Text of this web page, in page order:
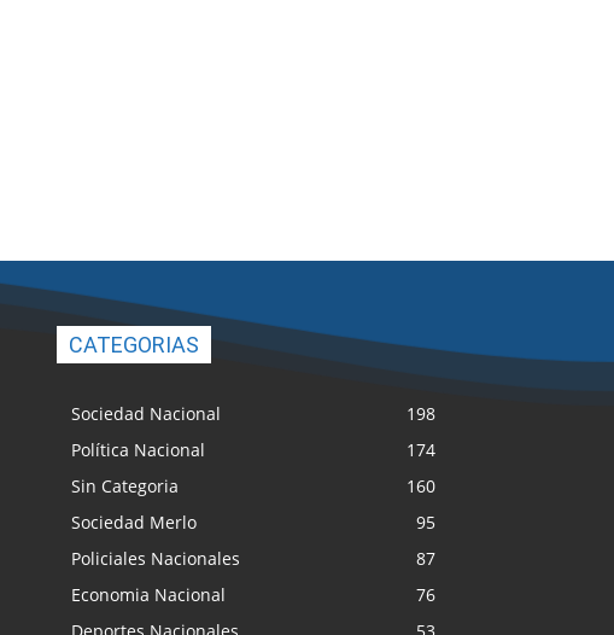
CATEGORIAS
Sociedad Nacional
198
Política Nacional
174
Sin Categoria
160
Sociedad Merlo
95
Policiales Nacionales
87
Economia Nacional
76